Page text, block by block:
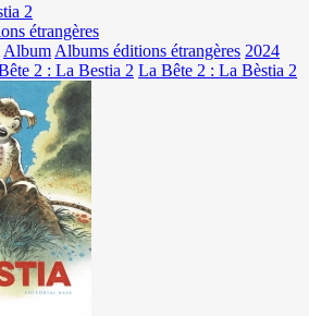
2
étrangères
Album Albums éditions étrangères 2024
2 : La Bestia 2 La Bête 2 : La Bèstia 2